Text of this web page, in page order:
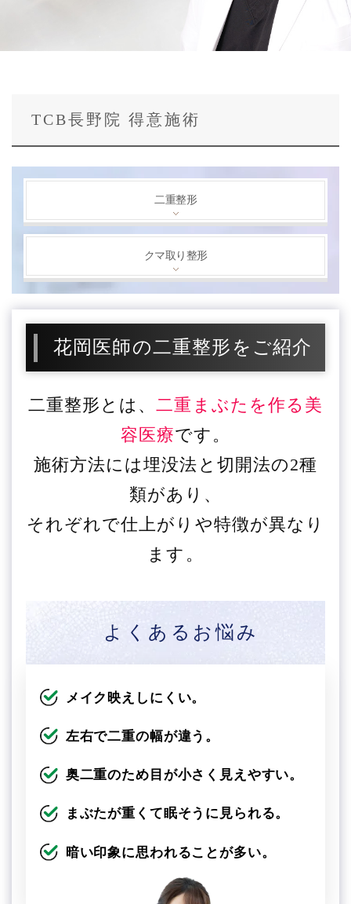
TCB長野院 得意施術
二重整形
クマ取り整形
花岡医師の二重整形をご紹介
二重整形とは、二重まぶたを作る美
容医療です。
施術方法には埋没法と切開法の2種
類があり、
それぞれで仕上がりや特徴が異なり
ます。
よくあるお悩み
メイク映えしにくい。
左右で二重の幅が違う。
奥二重のため目が小さく見えやすい。
まぶたが重くて眠そうに見られる。
暗い印象に思われることが多い。